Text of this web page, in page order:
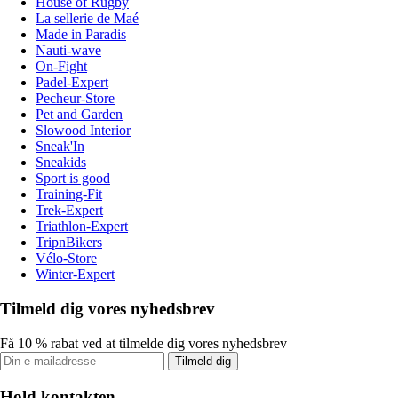
La sellerie de Maé
Made in Paradis
Nauti-wave
On-Fight
Padel-Expert
Pecheur-Store
Pet and Garden
Slowood Interior
Sneak'In
Sneakids
Sport is good
Training-Fit
Trek-Expert
Triathlon-Expert
TripnBikers
Vélo-Store
Winter-Expert
Tilmeld dig vores nyhedsbrev
Få 10 % rabat ved at tilmelde dig vores nyhedsbrev
Tilmeld dig